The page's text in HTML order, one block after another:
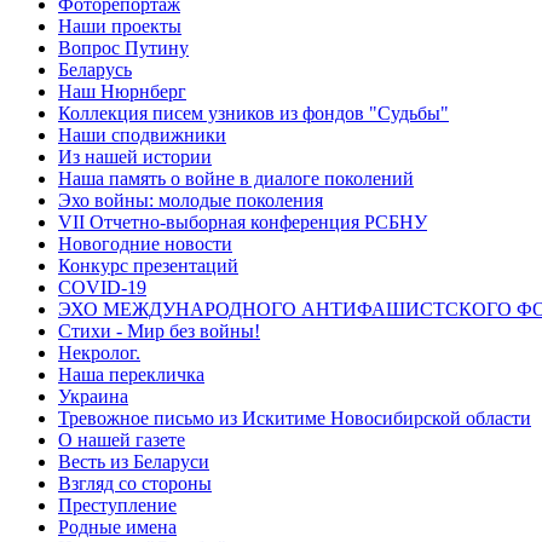
Фоторепортаж
Наши проекты
Вопрос Путину
Беларусь
Наш Нюрнберг
Коллекция писем узников из фондов "Судьбы"
Наши сподвижники
Из нашей истории
Наша память о войне в диалоге поколений
Эхо войны: молодые поколения
VII Отчетно-выборная конференция РСБНУ
Новогодние новости
Конкурс презентаций
COVID-19
ЭХО МЕЖДУНАРОДНОГО АНТИФАШИСТСКОГО
Стихи - Мир без войны!
Некролог.
Наша перекличка
Украина
Тревожное письмо из Искитиме Новосибирской области
О нашей газете
Весть из Беларуси
Взгляд со стороны
Преступление
Родные имена